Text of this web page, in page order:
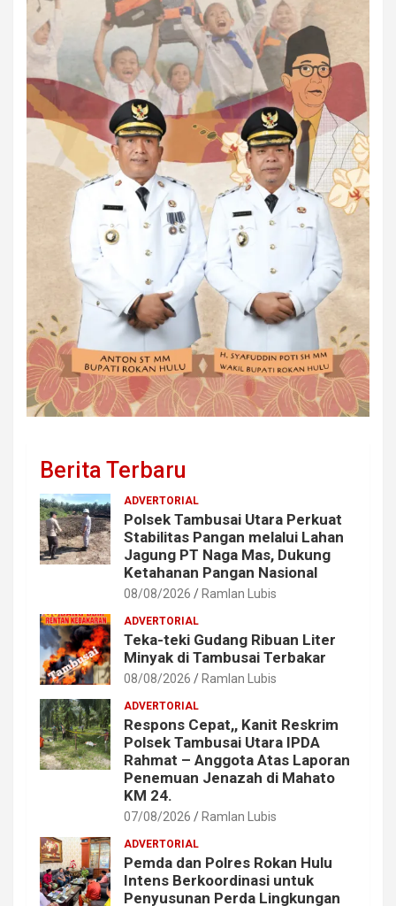
Berita Terbaru
ADVERTORIAL
Polsek Tambusai Utara Perkuat
Stabilitas Pangan melalui Lahan
Jagung PT Naga Mas, Dukung
Ketahanan Pangan Nasional
08/08/2026 Ramlan Lubis
ADVERTORIAL
Teka-teki Gudang Ribuan Liter
Minyak di Tambusai Terbakar
08/08/2026 Ramlan Lubis
ADVERTORIAL
Respons Cepat,, Kanit Reskrim
Polsek Tambusai Utara IPDA
Rahmat – Anggota Atas Laporan
Penemuan Jenazah di Mahato
KM 24.
07/08/2026 Ramlan Lubis
ADVERTORIAL
Pemda dan Polres Rokan Hulu
Intens Berkoordinasi untuk
Penyusunan Perda Lingkungan